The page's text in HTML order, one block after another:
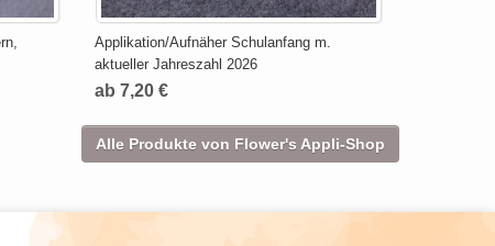
Applikation/Aufnäher Schulanfang m.
aktueller Jahreszahl 2026
ab 7,20 €
Alle Produkte von Flower's Appli-Shop